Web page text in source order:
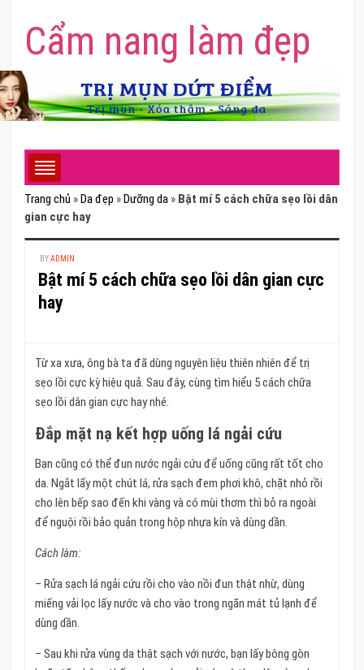
Cẩm nang làm đẹp
Trang chủ » Da đẹp » Dưỡng da » Bật mí 5 cách chữa sẹo lồi dân
gian cực hay
BYADMIN
Bật mí 5 cách chữa sẹo lồi dân gian cực
hay
Từ xa xưa, ông bà ta đã dùng nguyên liệu thiên nhiên để trị
sẹo lồi cực kỳ hiệu quả. Sau đây, cùng tìm hiểu 5 cách chữa
sẹo lồi dân gian cực hay nhé.
Đắp mặt nạ kết hợp uống lá ngải cứu
Bạn cũng có thể đun nước ngải cứu để uống cũng rất tốt cho
da. Ngắt lấy một chút lá, rửa sạch đem phơi khô, chặt nhỏ rồi
cho lên bếp sao đến khi vàng và có mùi thơm thì bỏ ra ngoài
để nguội rồi bảo quản trong hộp nhựa kín và dùng dần.
Cách làm:
– Rửa sạch lá ngải cứu rồi cho vào nồi đun thật nhừ, dùng
miếng vải lọc lấy nước và cho vào trong ngăn mát tủ lạnh để
dùng dần.
– Sau khi rửa vùng da thật sạch với nước, bạn lấy bông gòn